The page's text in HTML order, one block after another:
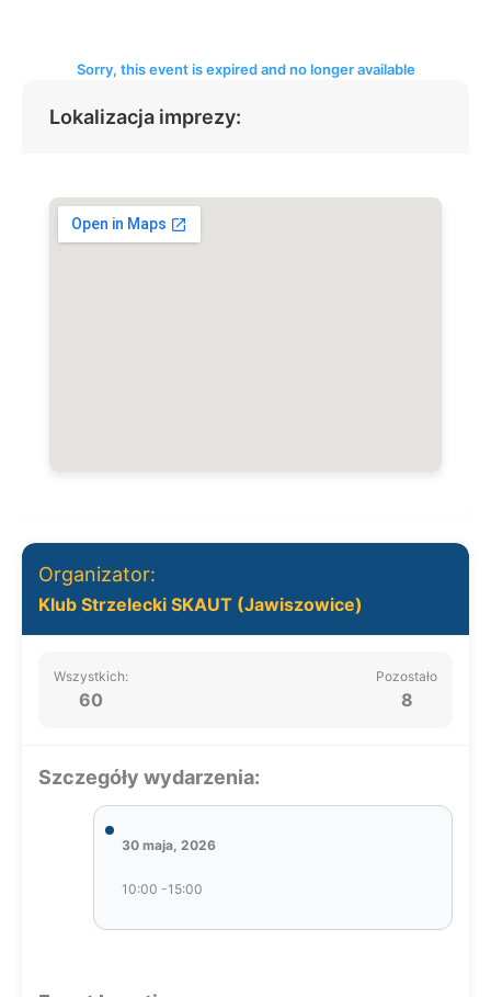
Sorry, this event is expired and no longer available
Lokalizacja imprezy:
Organizator:
Klub Strzelecki SKAUT (Jawiszowice)
Wszystkich:
60
Pozostało
8
Szczegóły wydarzenia:
30 maja, 2026
10:00 -15:00